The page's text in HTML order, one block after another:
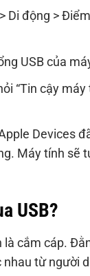
Di động >
USB của
“Tin cậy
Devices
Máy tính sẽ
USB?
cắm cáp.
từ người